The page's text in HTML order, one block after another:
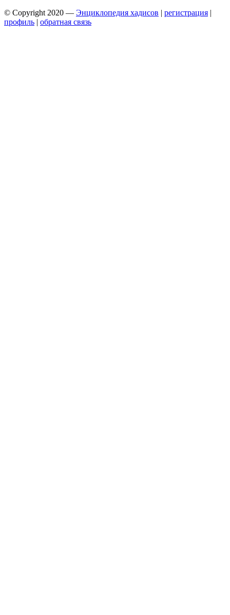
© Copyright 2020 — Энциклопедия хадисов | регистрация |
профиль | обратная связь